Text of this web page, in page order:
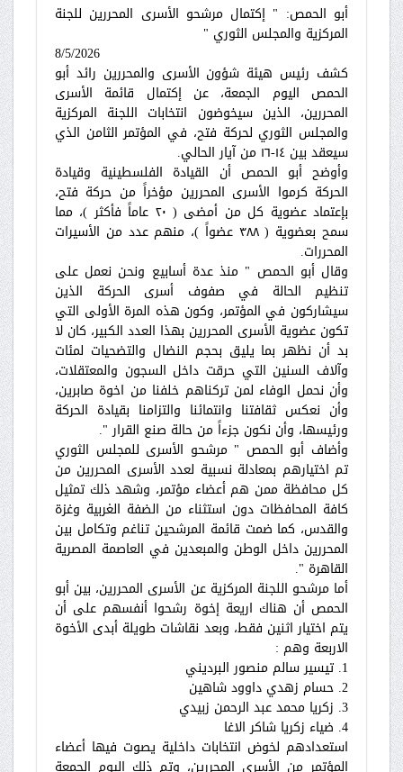
أبو الحمص: " إكتمال مرشحو الأسرى المحررين للجنة
المركزية والمجلس الثوري "
8/5/2026
كشف رئيس هيئة شؤون الأسرى والمحررين رائد أبو
الحمص اليوم الجمعة، عن إكتمال قائمة الأسرى
المحررين، الذين سيخوضون انتخابات اللجنة المركزية
والمجلس الثوري لحركة فتح، في المؤتمر الثامن الذي
سيعقد بين ١٤-١٦ من آيار الحالي.
وأوضح أبو الحمص أن القيادة الفلسطينية وقيادة
الحركة كرموا الأسرى المحررين مؤخراً من حركة فتح،
بإعتماد عضوية كل من أمضى ( ٢٠ عاماً فأكثر )، مما
سمح بعضوية ( ٣٨٨ عضواً )، منهم عدد من الأسيرات
المحررات.
وقال أبو الحمص " منذ عدة أسابيع ونحن نعمل على
تنظيم الحالة في صفوف أسرى الحركة الذين
سيشاركون في المؤتمر، وكون هذه المرة الأولى التي
تكون عضوية الأسرى المحررين بهذا العدد الكبير، كان لا
بد أن نظهر بما يليق بحجم النضال والتضحيات لمئات
وآلاف السنين التي حرقت داخل السجون والمعتقلات،
وأن نحمل الوفاء لمن تركناهم خلفنا من اخوة صابرين،
وأن نعكس ثقافتنا وانتمائنا والتزامنا بقيادة الحركة
ورئيسها، وأن نكون جزءاً من حالة صنع القرار ".
وأضاف أبو الحمص " مرشحو الأسرى للمجلس الثوري
تم اختيارهم بمعادلة نسبية لعدد الأسرى المحررين من
كل محافظة ممن هم أعضاء مؤتمر، وشهد ذلك تمثيل
كافة المحافظات دون استثناء من الضفة الغربية وغزة
والقدس، كما ضمت قائمة المرشحين تناغم وتكامل بين
المحررين داخل الوطن والمبعدين في العاصمة المصرية
القاهرة ".
أما مرشحو اللجنة المركزية عن الأسرى المحررين، بين أبو
الحمص أن هناك اريعة إخوة رشحوا أنفسهم على أن
يتم اختيار اثنين فقط، وبعد نقاشات طويلة أبدى الأخوة
الاربعة وهم :
1. تيسير سالم منصور البرديني
2. حسام زهدي داوود شاهين
3. زكريا محمد عبد الرحمن زبيدي
4. ضياء زكريا شاكر الاغا
استعدادهم لخوض انتخابات داخلية يصوت فيها أعضاء
المؤتمر من الأسرى المحررين، وتم ذلك اليوم الجمعة